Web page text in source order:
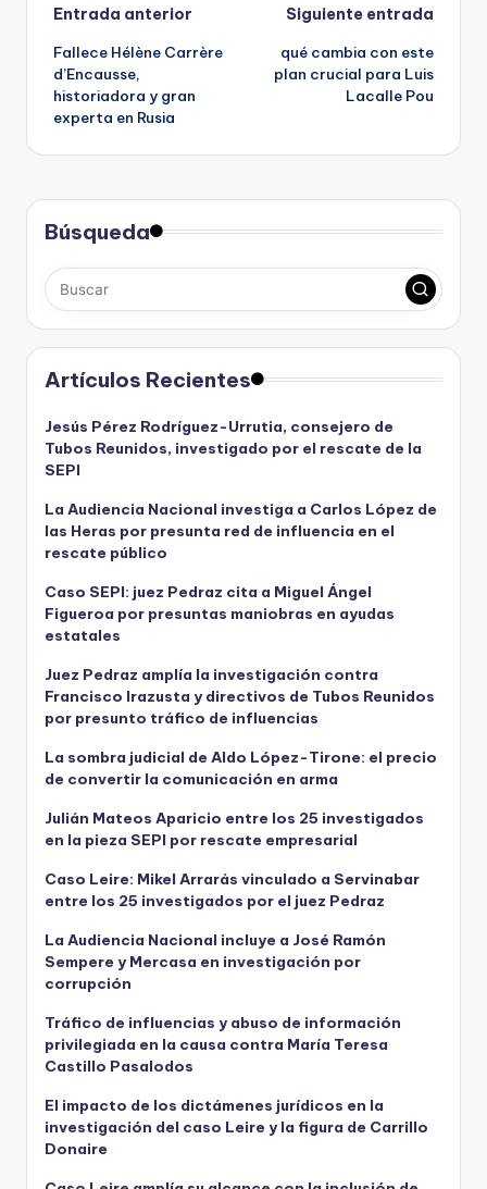
Navegación
de
entradas
Entrada anterior
Fallece Hélène Carrère
d’Encausse,
historiadora y gran
experta en Rusia
Siguiente entrada
qué cambia con este
plan crucial para Luis
Lacalle Pou
Búsqueda
Artículos Recientes
Jesús Pérez Rodríguez-Urrutia, consejero de
Tubos Reunidos, investigado por el rescate de la
SEPI
La Audiencia Nacional investiga a Carlos López de
las Heras por presunta red de influencia en el
rescate público
Caso SEPI: juez Pedraz cita a Miguel Ángel
Figueroa por presuntas maniobras en ayudas
estatales
Juez Pedraz amplía la investigación contra
Francisco Irazusta y directivos de Tubos Reunidos
por presunto tráfico de influencias
La sombra judicial de Aldo López-Tirone: el precio
de convertir la comunicación en arma
Julián Mateos Aparicio entre los 25 investigados
en la pieza SEPI por rescate empresarial
Caso Leire: Mikel Arrarás vinculado a Servinabar
entre los 25 investigados por el juez Pedraz
La Audiencia Nacional incluye a José Ramón
Sempere y Mercasa en investigación por
corrupción
Tráfico de influencias y abuso de información
privilegiada en la causa contra María Teresa
Castillo Pasalodos
El impacto de los dictámenes jurídicos en la
investigación del caso Leire y la figura de Carrillo
Donaire